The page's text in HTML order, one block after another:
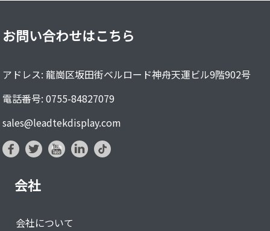
お問い合わせはこちら
アドレス: 龍崗区坂田街ベルロード神舟天運ビル9階902号
電話番号: 0755-84827079
sales@leadtekdisplay.com
会社
会社について